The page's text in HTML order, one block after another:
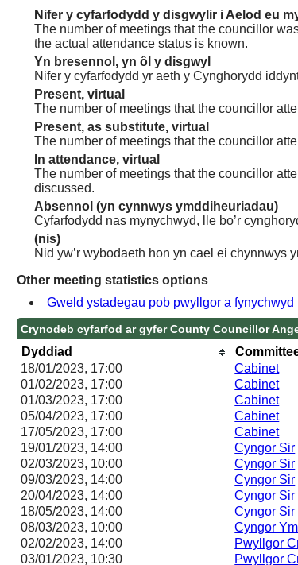
Nifer y cyfarfodydd y disgwylir i Aelod eu
The number of meetings that the councillor
the actual attendance status is known.
Yn bresennol, yn ôl y disgwyl
Nifer y cyfarfodydd yr aeth y Cynghorydd
Present, virtual
The number of meetings that the councillor
Present, as substitute, virtual
The number of meetings that the councillor
In attendance, virtual
The number of meetings that the councillor
discussed.
Absennol (yn cynnwys ymddiheuriadau)
Cyfarfodydd nas mynychwyd, lle bo’r
(nis)
Nid yw’r wybodaeth hon yn cael ei chynnwys
Other meeting statistics options
Gweld ystadegau pob pwyllgor a fynychwyd
Crynodeb cyfarfod ar gyfer County Councillor
Dyddiad
18/01/2023, 17:00
Cabinet
01/02/2023, 17:00
Cabinet
01/03/2023, 17:00
Cabinet
05/04/2023, 17:00
Cabinet
17/05/2023, 17:00
Cabinet
19/01/2023, 14:00
Cyngor Sir
02/03/2023, 10:00
Cyngor Sir
09/03/2023, 14:00
Cyngor Sir
20/04/2023, 14:00
Cyngor Sir
18/05/2023, 14:00
Cyngor Sir
08/03/2023, 10:00
Cyngor
02/02/2023, 14:00
Pwyllgor
03/01/2023, 10:30
Pwyllgor